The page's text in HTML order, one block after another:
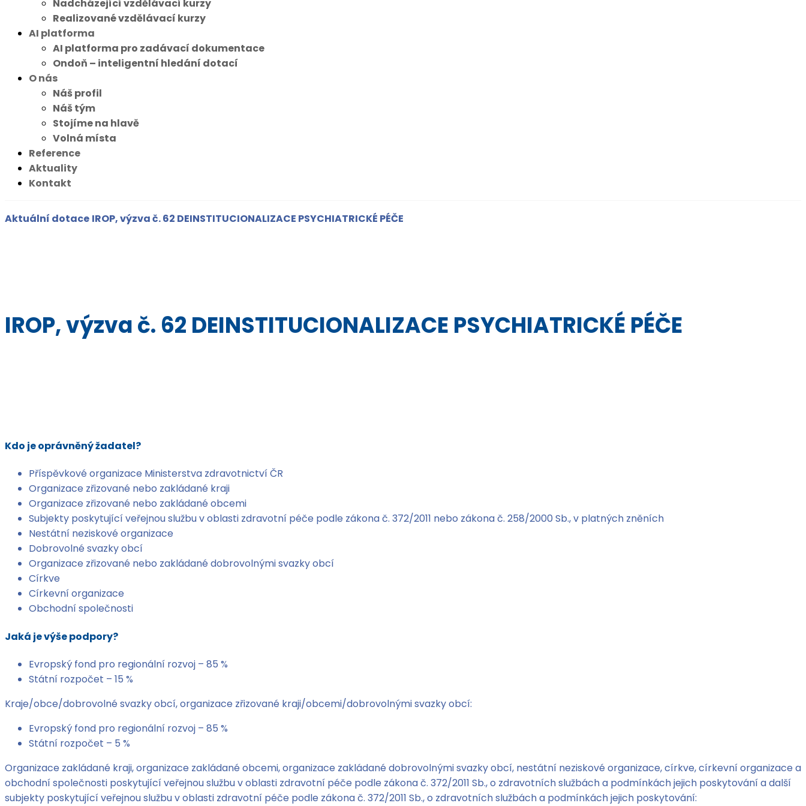
Nadcházející vzdělávací kurzy
Realizované vzdělávací kurzy
AI platforma
AI platforma pro zadávací dokumentace
Ondoň – inteligentní hledání dotací
O nás
Náš profil
Náš tým
Stojíme na hlavě
Volná místa
Reference
Aktuality
Kontakt
Aktuální dotace IROP, výzva č. 62 DEINSTITUCIONALIZACE PSYCHIATRICKÉ PÉČE
IROP, výzva č. 62 DEINSTITUCIONALIZACE PSYCHIATRICKÉ PÉČE
Kdo je oprávněný žadatel?
Příspěvkové organizace Ministerstva zdravotnictví ČR
Organizace zřizované nebo zakládané kraji
Organizace zřizované nebo zakládané obcemi
Subjekty poskytující veřejnou službu v oblasti zdravotní péče podle zákona č. 372/2011 nebo zákona č. 258/2000 Sb., v platných zněních
Nestátní neziskové organizace
Dobrovolné svazky obcí
Organizace zřizované nebo zakládané dobrovolnými svazky obcí
Církve
Církevní organizace
Obchodní společnosti
Jaká je výše podpory?
Evropský fond pro regionální rozvoj – 85 %
Státní rozpočet – 15 %
Kraje/obce/dobrovolné svazky obcí, organizace zřizované kraji/obcemi/dobrovolnými svazky obcí:
Evropský fond pro regionální rozvoj – 85 %
Státní rozpočet – 5 %
Organizace zakládané kraji, organizace zakládané obcemi, organizace zakládané dobrovolnými svazky obcí, nestátní neziskové organizace, církve, církevní organizace a
obchodní společnosti poskytující veřejnou službu v oblasti zdravotní péče podle zákona č. 372/2011 Sb., o zdravotních službách a podmínkách jejich poskytování a další
subjekty poskytující veřejnou službu v oblasti zdravotní péče podle zákona č. 372/2011 Sb., o zdravotních službách a podmínkách jejich poskytování: